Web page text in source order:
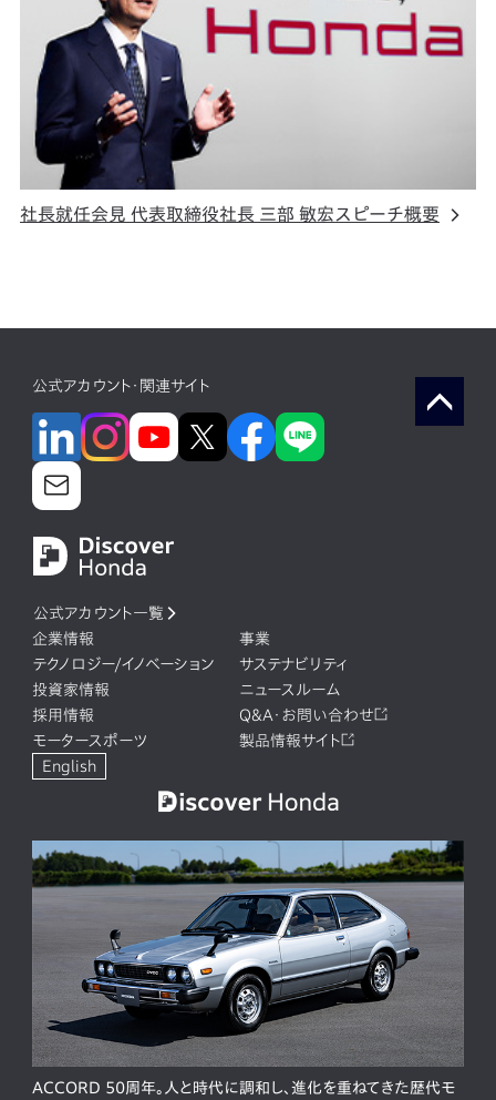
社長就任会見 代表取締役社長 三部 敏宏スピーチ概要
公式アカウント・関連サイト
公式アカウント一覧
企業情報
事業
テクノロジー/イノベーション
サステナビリティ
投資家情報
ニュースルーム
採用情報
Q&A・お問い合わせ
モータースポーツ
製品情報サイト
English
ACCORD 50周年。人と時代に調和し、進化を重ねてきた歴代モ